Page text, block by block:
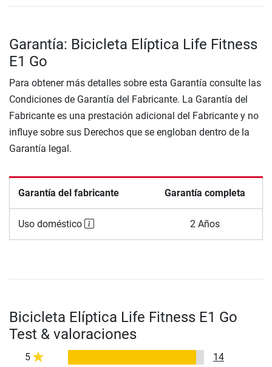
Garantía: Bicicleta Elíptica Life Fitness
E1 Go
Para obtener más detalles sobre esta Garantía consulte las
Condiciones de Garantía del Fabricante. La Garantía del
Fabricante es una prestación adicional del Fabricante y no
influye sobre sus Derechos que se engloban dentro de la
Garantía legal.
Garantía del fabricante Garantía completa
Uso doméstico 2 Años
Bicicleta Elíptica Life Fitness E1 Go
Test & valoraciones
5
14